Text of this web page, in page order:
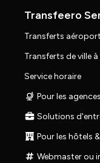
Transfeero
Transferts aéroport
Transferts de ville à
Service horaire
Pour les
Solutions
Pour les hôtels
Webmaster ou